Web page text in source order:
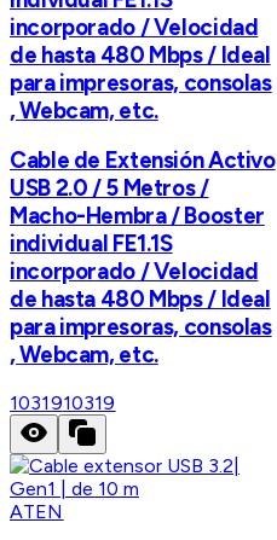
incorporado / Velocidad
de hasta 480 Mbps / Ideal
para impresoras, consolas
, Webcam, etc.
Cable de Extensión Activo
USB 2.0 / 5 Metros /
Macho-Hembra / Booster
individual FE1.1S
incorporado / Velocidad
de hasta 480 Mbps / Ideal
para impresoras, consolas
, Webcam, etc.
1031910319
ATEN